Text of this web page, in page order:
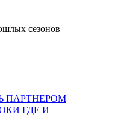
сезонов
ПАРТНЕРОМ
ГДЕ И